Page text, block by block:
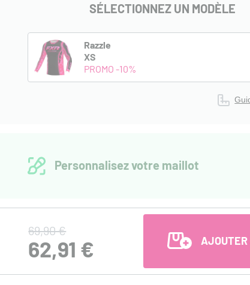
SÉLECTIONNEZ UN MODÈLE
Razzle
XS
PROMO -10%
Personnalisez votre maillot
69,90 €
62,91 €